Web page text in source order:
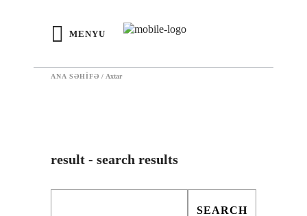
MENYU
ANA SƏHIFƏ / Axtar
result - search results